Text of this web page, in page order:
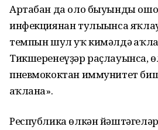
Артабан да оло быуынды
инфекциянан тулыһынса
темпын шул уҡ кимәлдә
Тикшеренеүҙәр раҫлауынса,
пневмококтан иммунитет
һаҡлана».
Республика өлкән